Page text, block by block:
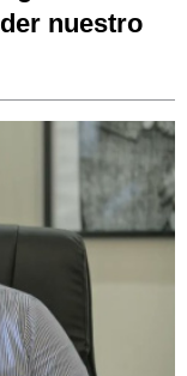
nuestro